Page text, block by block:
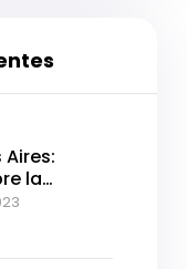
Aires:
la
de la